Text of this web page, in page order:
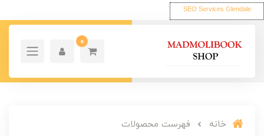
SEO Services Glendale
0
خانه
فهرست محصولات